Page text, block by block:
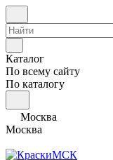
Каталог
По всему сайту
По каталогу
Москва
Москва